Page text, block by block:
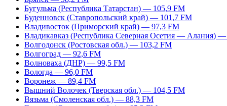
Бугульма (Республика Татарстан) — 105,9 FM
Буденновск (Ставропольский край) — 101,7 FM
Владивосток (Приморский край) — 97,3 FM
Владикавказ (Республика Северная Осетия — Алания)
Волгодонск (Ростовская обл.) — 103,2 FM
Волгоград — 92,6 FM
Волноваха (ДНР) — 99,5 FM
Вологда — 96,0 FM
Воронеж — 89,4 FM
Вышний Волочек (Тверская обл.) — 104,5 FM
Вязьма (Смоленская обл.) — 88,3 FM